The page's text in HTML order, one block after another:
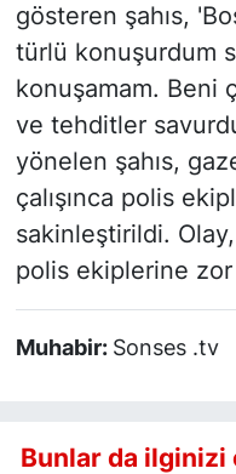
gösteren şahıs,
türlü konuşurdum
konuşamam. Beni
ve tehditler
yönelen şahıs,
çalışınca polis
sakinleştirildi.
polis ekiplerine zor
Muhabir: Sonses .tv
Bunlar da